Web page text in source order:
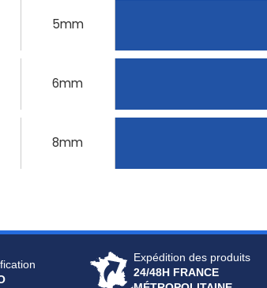
5mm
6mm
8mm
Expédition des produits
24/48H FRANCE